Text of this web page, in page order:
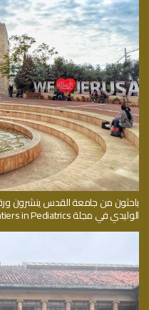
باحثون من جامعة القدس ينشرون
الوليدي في مجلة Frontiers in Pediatrics